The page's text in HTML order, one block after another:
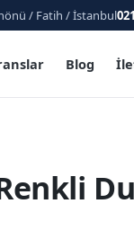
/ Fatih / İstanbul
Blog